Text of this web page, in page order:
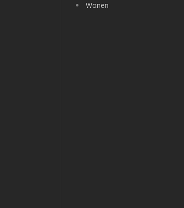
Wonen